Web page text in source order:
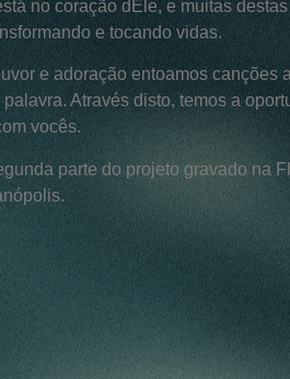
no coração dEle, e muitas
e tocando vidas.
e adoração entoamos canções
Através disto, temos a
vocês.
parte do projeto gravado na